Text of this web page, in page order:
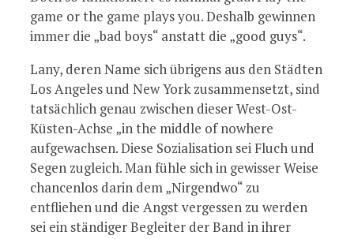
game or the game plays you. Deshalb gewinnen
immer die „bad boys“ anstatt die „good guys“.
Lany, deren Name sich übrigens aus den Städten
Los Angeles und New York zusammensetzt, sind
tatsächlich genau zwischen dieser West-Ost-
Küsten-Achse „in the middle of nowhere
aufgewachsen. Diese Sozialisation sei Fluch und
Segen zugleich. Man fühle sich in gewisser Weise
chancenlos darin dem „Nirgendwo“ zu
entfliehen und die Angst vergessen zu werden
sei ein ständiger Begleiter der Band in ihrer